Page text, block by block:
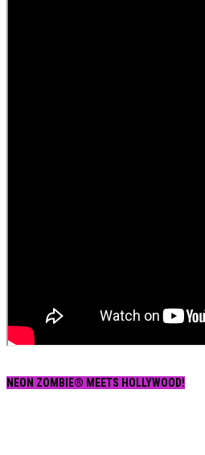
NEON ZOMBIE® MEETS HOLLYWOOD!